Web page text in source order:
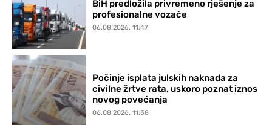
BiH predložila privremeno rješenje za
profesionalne vozače
06.08.2026. 11:47
Počinje isplata julskih naknada za
civilne žrtve rata, uskoro poznat iznos
novog povećanja
06.08.2026. 11:38